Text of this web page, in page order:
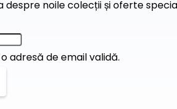
despre noile colecții și oferte
adresă de email validă.